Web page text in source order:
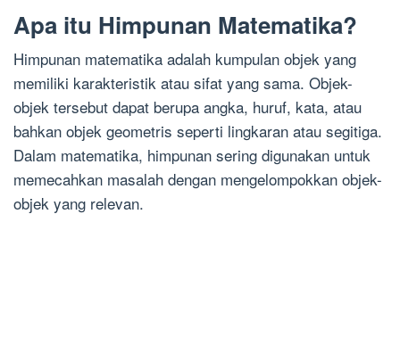
Apa itu Himpunan Matematika?
Himpunan matematika adalah kumpulan objek yang
memiliki karakteristik atau sifat yang sama. Objek-
objek tersebut dapat berupa angka, huruf, kata, atau
bahkan objek geometris seperti lingkaran atau segitiga.
Dalam matematika, himpunan sering digunakan untuk
memecahkan masalah dengan mengelompokkan objek-
objek yang relevan.